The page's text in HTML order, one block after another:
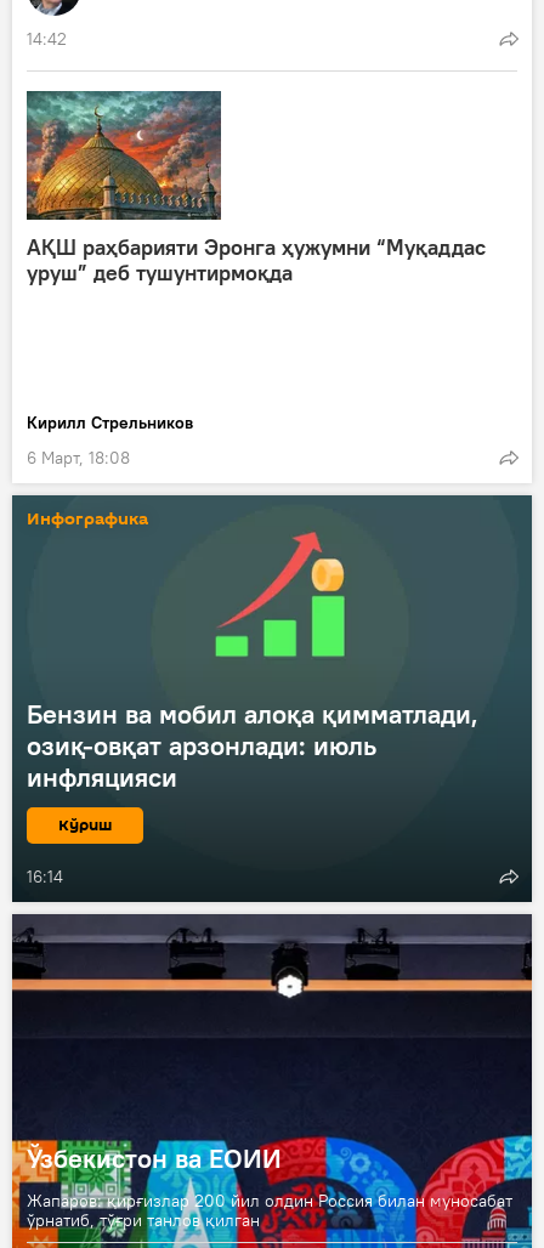
14:42
АҚШ раҳбарияти Эронга ҳужумни “Муқаддас
уруш” деб тушунтирмоқда
Кирилл Стрельников
6 Март, 18:08
16:14
Бензин ва мобил алоқа қимматлади,
озиқ-овқат арзонлади: июль
инфляцияси
Инфографика
Кўриш
Ўзбекистон ва ЕОИИ
Жапаров: қирғизлар 200 йил олдин Россия билан муносабат
ўрнатиб, тўғри танлов қилган